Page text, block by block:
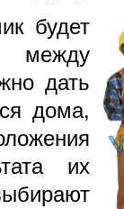
будет
между
дать
дома,
их